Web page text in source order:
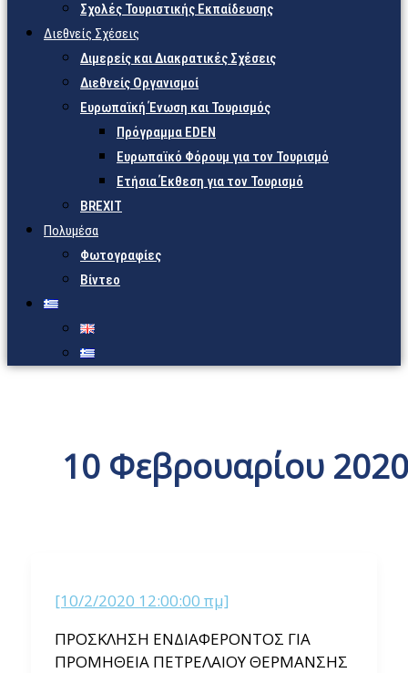
Σχολές Τουριστικής Εκπαίδευσης
Διεθνείς Σχέσεις
Διμερείς και Διακρατικές Σχέσεις
Διεθνείς Οργανισμοί
Ευρωπαϊκή Ένωση και Τουρισμός
Πρόγραμμα EDEN
Ευρωπαϊκό Φόρουμ για τον Τουρισμό
Ετήσια Έκθεση για τον Τουρισμό
BREXIT
Πολυμέσα
Φωτογραφίες
Βίντεο
10 Φεβρουαρίου
[10/2/2020 12:00:00 πμ]
ΠΡΟΣΚΛΗΣΗ ΕΝΔΙΑΦΕΡΟΝΤΟΣ ΓΙΑ
ΠΡΟΜΗΘΕΙΑ ΠΕΤΡΕΛΑΙΟΥ ΘΕΡΜΑΝΣΗΣ